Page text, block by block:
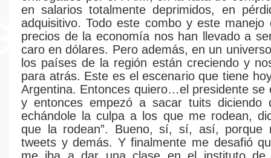
en salarios totalmente deprimidos, en
adquisitivo. Todo este combo y este manejo
precios de la economía nos han llevado a
caro en dólares. Pero además, en un
los países de la región están creciendo y
para atrás. Este es el escenario que tiene
Argentina. Entonces quiero…el presidente se
y entonces empezó a sacar tuits diciendo
echándole la culpa a los que me rodean,
que la rodean”. Bueno, sí, sí, así, porque
tweets y demás. Y finalmente me desafió